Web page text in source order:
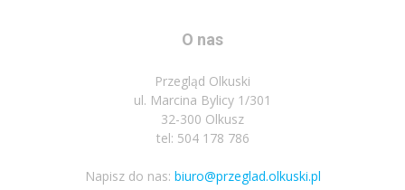
O nas
Przegląd Olkuski
ul. Marcina Bylicy 1/301
32-300 Olkusz
tel: 504 178 786
Napisz do nas: biuro@przeglad.olkuski.pl